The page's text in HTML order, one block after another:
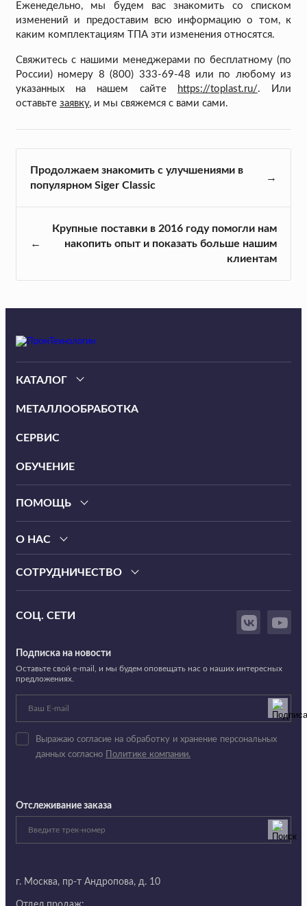
Еженедельно, мы будем вас знакомить со списком
изменений и предоставим всю информацию о том, к
каким комплектациям ТПА эти изменения относятся.
Свяжитесь с нашими менеджерами по бесплатному (по
России) номеру 8 (800) 333-69-48 или по любому из
указанных на нашем сайте
https://toplast.ru/. Или
оставьте заявку, и мы свяжемся с вами сами.
Крупные поставки в 2016 году помогли нам
накопить опыт и показать больше нашим
клиентам
Продолжаем знакомить с улучшениями в
популярном Siger Classic
КАТАЛОГ
МЕТАЛЛООБРАБОТКА
СЕРВИС
ОБУЧЕНИЕ
ПОМОЩЬ
О НАС
СОТРУДНИЧЕСТВО
СОЦ. СЕТИ
Подписка на новости
Оставьте свой e-mail, и мы будем оповещать нас о наших интересных
предложениях.
Выражаю согласие на обработку и хранение персональных
данных согласно
Политике компании.
Отслеживание заказа
г. Москва, пр-т Андропова, д. 10